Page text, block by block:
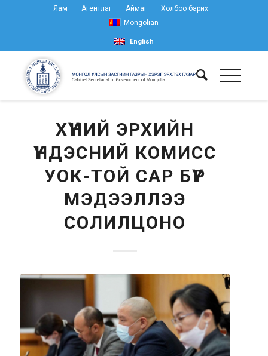
Яам Агентлаг Аймаг
Холбоо барих
Mongolian
English
ХҮНИЙ ЭРХИЙН
ҮНДЭСНИЙ КОМИСС
УОК-ТОЙ САР БҮР
МЭДЭЭЛЛЭЭ
СОЛИЛЦОНО